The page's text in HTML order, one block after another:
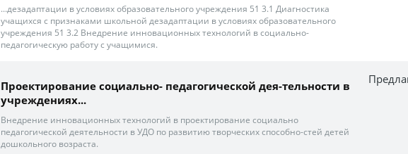
...дезадаптации в условиях образовательного учреждения 51 3.1 Диагностика
учащихся с признаками школьной дезадаптации в условиях образовательного
учреждения 51 3.2 Внедрение инновационных технологий в социально-
педагогическую работу с учащимися.
Проектирование социально- педагогической дея-тельности в
учреждениях...
Внедрение инновационных технологий в проектирование социально
педагогической деятельности в УДО по развитию творческих способно-стей детей
дошкольного возраста.